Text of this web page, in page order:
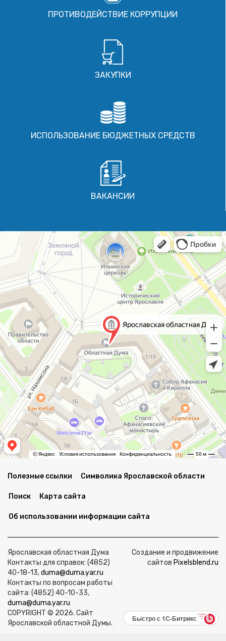
ПРОТИВОДЕЙСТВИЕ КОРРУПЦИИ
ЗАКУПКИ
ИСПОЛЬЗОВАНИЕ БЮДЖЕТНЫХ СРЕДСТВ
ВАКАНСИИ
Полезные ссылки Символика Ярославской области
Поиск Карта сайта
Об использовании информации сайта
Ярославская областная Дума
Контакты для справок: (4852)
40-18-13,duma@duma.yar.ru
Контакты по вопросам работы
сайта: (4852) 40-10-33,
duma@duma.yar.ru
COPYRIGHT © 2026. Сайт
Ярославской областной Думы.
Создание и продвижение
сайтов Pixelsblend.ru
Быстро с 1С-Битрикс